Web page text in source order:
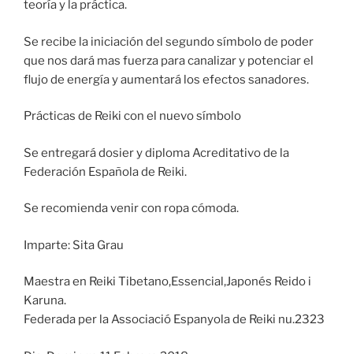
teoría y la práctica.
Se recibe la iniciación del segundo símbolo de poder
que nos dará mas fuerza para canalizar y potenciar el
flujo de energía y aumentará los efectos sanadores.
Prácticas de Reiki con el nuevo símbolo
Se entregará dosier y diploma Acreditativo de la
Federación Española de Reiki.
Se recomienda venir con ropa cómoda.
Imparte: Sita Grau
Maestra en Reiki Tibetano,Essencial,Japonés Reido i
Karuna.
Federada per la Associació Espanyola de Reiki nu.2323